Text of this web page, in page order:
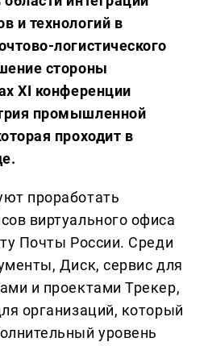
и технологий в
логистического
стороны
XI конференции
промышленной
проходит в
проработать
виртуального офиса
Почты России. Среди
Диск, сервис для
и проектами Трекер,
организаций, который
уровень